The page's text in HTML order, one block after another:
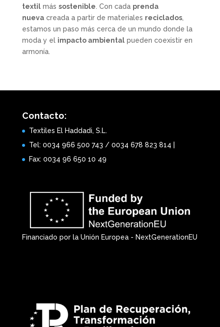
textilmás sostenible. Con cada prenda
nuevacreada a partir de materiales reciclados,
estamos un paso más cerca de un mundo donde la
moda y el impacto ambientalpueden coexistir en
armonía.
Contacto:
Textiles El Haddadi, S.L.
Tel: 0034 966 500 743 / 0034 678 823 814 |
Fax: 0034 96 650 10 49
Financiado por la Unión Europea - NextGenerationEU